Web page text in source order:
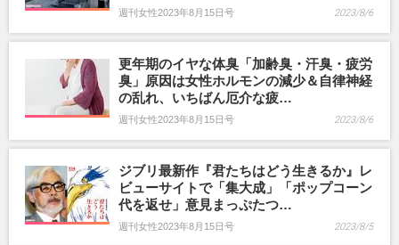
週刊女性2023年8月15日号 2023/8/6
更年期のイヤな体臭「加齢臭・汗臭・疲労
臭」原因は女性ホルモンの減少＆自律神経
の乱れ、いちばん厄介な疲…
週刊女性2023年8月15日号 2023/8/6
ジブリ最新作『君たちはどう生きるか』レ
ビューサイトで「集大成」「ポップコーン
代を返せ」意見まっぷたつ…
週刊女性2023年8月15日号 2023/8/5